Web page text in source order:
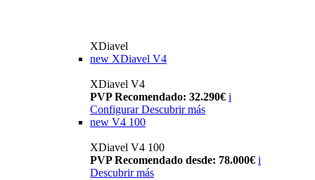
XDiavel
new XDiavel V4
XDiavel V4
PVP Recomendado: 32.290€ i
Configurar Descubrir más
new V4 100
XDiavel V4 100
PVP Recomendado desde: 78.000€ i
Descubrir más